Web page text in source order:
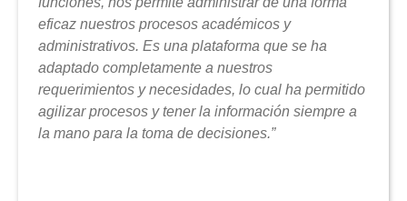
eficaz nuestros procesos académicos y
administrativos. Es una plataforma que se ha
adaptado completamente a nuestros
requerimientos y necesidades, lo cual ha permitido
agilizar procesos y tener la información siempre a
la mano para la toma de decisiones.”